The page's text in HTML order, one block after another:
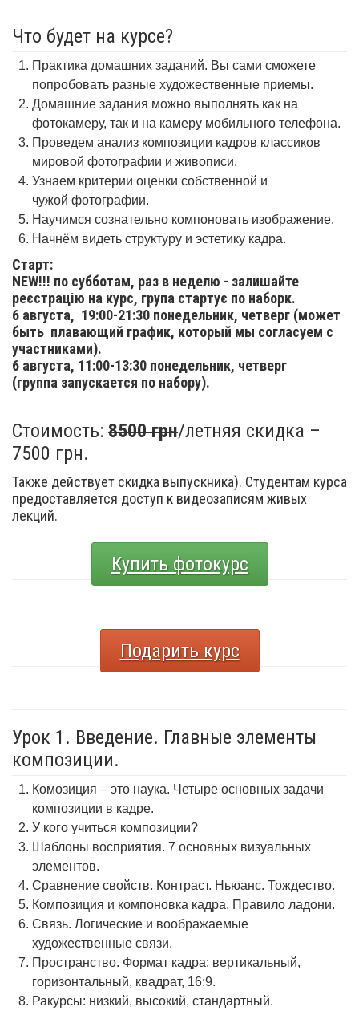
Что будет на курсе?
Практика домашних заданий. Вы сами сможете
попробовать разные художественные приемы.
Домашние задания можно выполнять как на
фотокамеру, так и на камеру мобильного телефона.
Проведем анализ композиции кадров классиков
мировой фотографии и живописи.
Узнаем критерии оценки собственной и
чужой фотографии.
Научимся сознательно компоновать изображение.
Начнём видеть структуру и эстетику кадра.
Старт:
NEW!!! по субботам, раз в неделю - залишайте
реєстрацію на курс, група стартує по наборк.
6 августа, 19:00-21:30 понедельник, четверг (может
быть плавающий график, который мы согласуем с
участниками).
6 августа, 11:00-13:30 понедельник, четверг
(группа запускается по набору).
Стоимость: 8500 грн/летняя скидка –
7500 грн.
Также действует скидка выпускника). Студентам курса
предоставляется доступ к видеозаписям живых
лекций.
Купить фотокурс
Подарить курс
Урок 1. Введение. Главные элементы
композиции.
Комозиция – это наука. Четыре основных задачи
композиции в кадре.
У кого учиться композиции?
Шаблоны восприятия. 7 основных визуальных
элементов.
Сравнение свойств. Контраст. Ньюанс. Тождество.
Композиция и компоновка кадра. Правило ладони.
Связь. Логические и воображаемые
художественные связи.
Пространство. Формат кадра: вертикальный,
горизонтальный, квадрат, 16:9.
Ракурсы: низкий, высокий, стандартный.